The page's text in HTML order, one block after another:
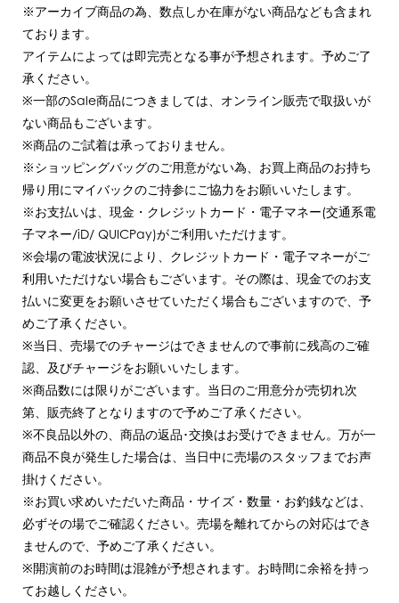
※アーカイブ商品の為、数点しか在庫がない商品なども含まれ
ております。
アイテムによっては即完売となる事が予想されます。予めご了
承ください。
※一部のSale商品につきましては、オンライン販売で取扱いが
ない商品もございます。
※商品のご試着は承っておりません。
※ショッピングバッグのご用意がない為、お買上商品のお持ち
帰り用にマイバックのご持参にご協力をお願いいたします。
※お支払いは、現金・クレジットカード・電子マネー(交通系電
子マネー/iD/ QUICPay)がご利用いただけます。
※会場の電波状況により、クレジットカード・電子マネーがご
利用いただけない場合もございます。その際は、現金でのお支
払いに変更をお願いさせていただく場合もございますので、予
めご了承ください。
※当日、売場でのチャージはできませんので事前に残高のご確
認、及びチャージをお願いいたします。
※商品数には限りがございます。当日のご用意分が売切れ次
第、販売終了となりますので予めご了承ください。
※不良品以外の、商品の返品･交換はお受けできません。万が一
商品不良が発生した場合は、当日中に売場のスタッフまでお声
掛けください。
※お買い求めいただいた商品・サイズ・数量・お釣銭などは、
必ずその場でご確認ください。売場を離れてからの対応はでき
ませんので、予めご了承ください。
※開演前のお時間は混雑が予想されます。お時間に余裕を持っ
てお越しください。